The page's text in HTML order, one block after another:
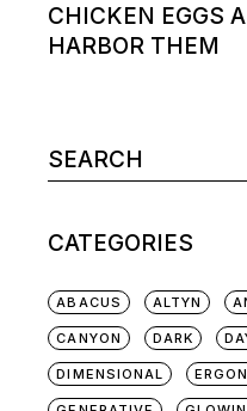
CHICKEN EGGS
HARBOR THEM
CATEGORIES
ABACUS ALTYN
CANYON DARK
DIMENSIONAL